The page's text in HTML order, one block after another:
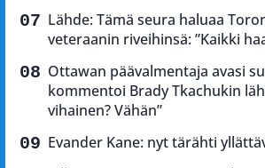
Lähde: Tämä seura haluaa
veteraanin riveihinsä: ”Kaikki
Ottawan päävalmentaja avasi
kommentoi Brady Tkachukin
vihainen? Vähän”
Evander Kane: nyt tärähti